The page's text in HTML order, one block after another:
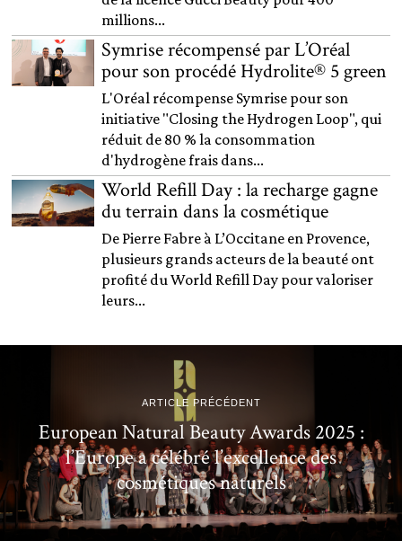
millions...
Symrise récompensé par L’Oréal
pour son procédé Hydrolite® 5 green
L'Oréal récompense Symrise pour son
initiative "Closing the Hydrogen Loop", qui
réduit de 80 % la consommation
d'hydrogène frais dans...
World Refill Day : la recharge gagne
du terrain dans la cosmétique
De Pierre Fabre à L’Occitane en Provence,
plusieurs grands acteurs de la beauté ont
profité du World Refill Day pour valoriser
leurs...
ARTICLE PRÉCÉDENT
European Natural Beauty Awards 2025 :
l’Europe a célébré l’excellence des
cosmétiques naturels